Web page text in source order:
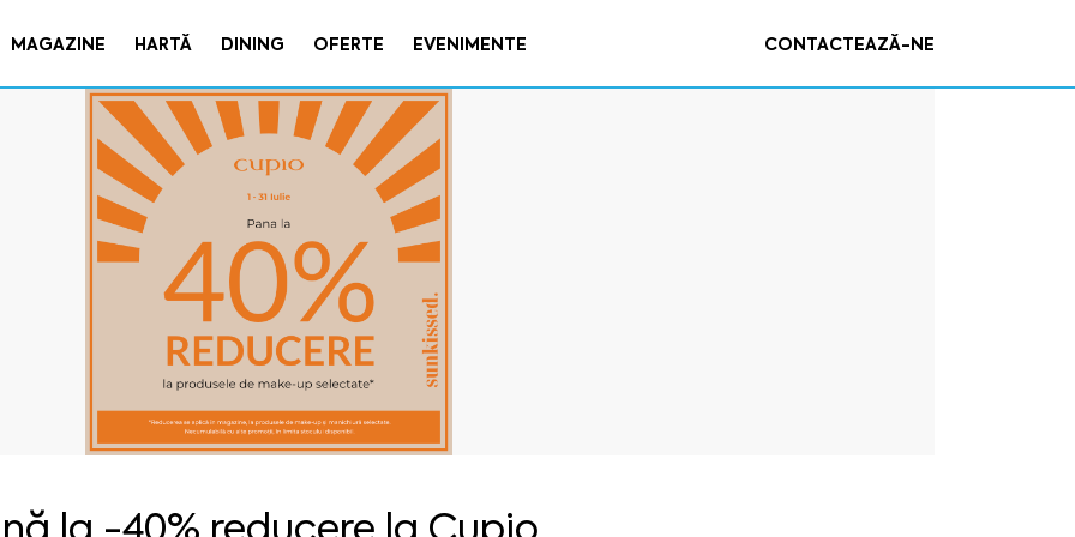
MAGAZINE HARTĂ DINING OFERTE EVENIMENTE CONTACTEAZĂ-NE